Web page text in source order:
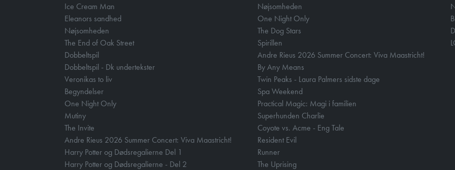
Ice Cream Man
Eleanors sandhed
Nøjsomheden
The End of Oak Street
Dobbeltspil
Dobbeltspil - Dk undertekster
Veronikas to liv
Begyndelser
One Night Only
Mutiny
The Invite
Andre Rieus 2026 Summer Concert: Viva Maastricht!
Harry Potter og Dødsregalierne Del 1
Harry Potter og Dødsregalierne - Del 2
Nøjsomheden
One Night Only
The Dog Stars
Spirillen
Andre Rieus 2026 Summer Concert: Viva Maastricht!
By Any Means
Twin Peaks - Laura Palmers sidste dage
Spa Weekend
Practical Magic: Magi i familien
Superhunden Charlie
Coyote vs. Acme - Eng Tale
Resident Evil
Runner
The Uprising